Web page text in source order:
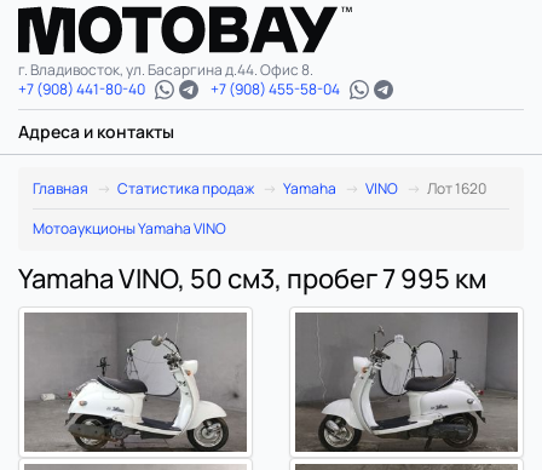
г. Владивосток, ул. Басаргина д.44. Офис 8.
+7 (908) 441-80-40
+7 (908) 455-58-04
Адреса и контакты
Главная Статистика продаж Yamaha VINO
Лот 1620
Мотоаукционы Yamaha VINO
Yamaha VINO, 50 см3, пробег 7 995 км